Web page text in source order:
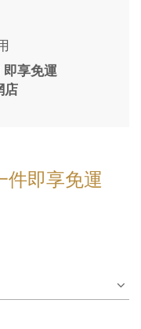
享免運
店
件即享免運